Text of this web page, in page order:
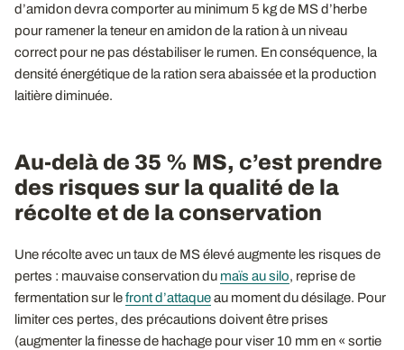
d’amidon devra comporter au minimum 5 kg de MS d’herbe
pour ramener la teneur en amidon de la ration à un niveau
correct pour ne pas déstabiliser le rumen. En conséquence, la
densité énergétique de la ration sera abaissée et la production
laitière diminuée.
Au-delà de 35 % MS, c’est prendre
des risques sur la qualité de la
récolte et de la conservation
Une récolte avec un taux de MS élevé augmente les risques de
pertes : mauvaise conservation du maïs au silo, reprise de
fermentation sur lefront d’attaqueau moment du désilage. Pour
limiter ces pertes, des précautions doivent être prises
(augmenter la finesse de hachage pour viser 10 mm en « sortie